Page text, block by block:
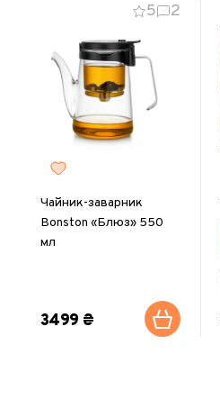
5 2
Чайник-заварник
Bonston «Блюз» 550
мл
3499 ₴